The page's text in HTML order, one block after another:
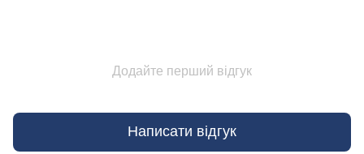
Додайте перший відгук
Написати відгук